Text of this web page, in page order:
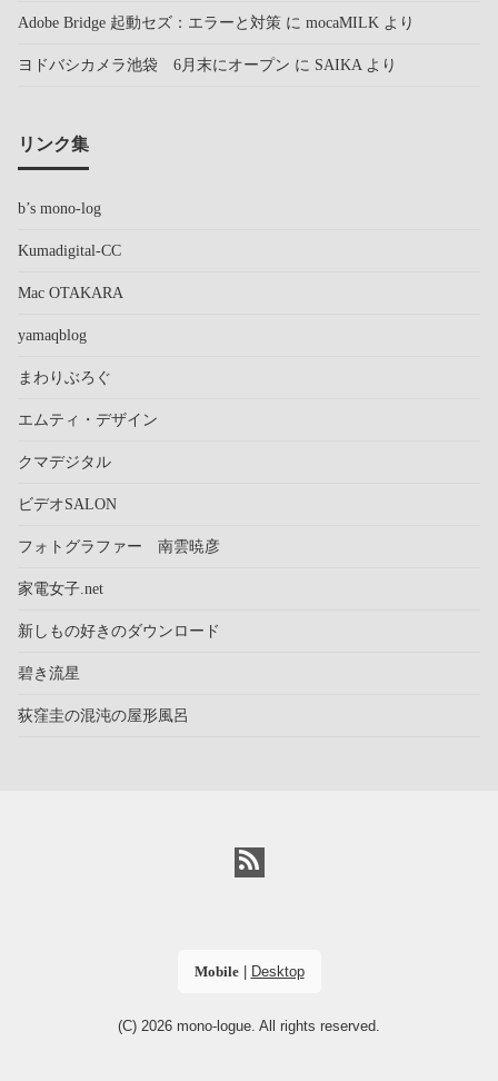
Adobe Bridge 起動セズ：エラーと対策 に mocaMILK より
ヨドバシカメラ池袋 6月末にオープン に SAIKA より
リンク集
b’s mono-log
Kumadigital-CC
Mac OTAKARA
yamaqblog
まわりぶろぐ
エムティ・デザイン
クマデジタル
ビデオSALON
フォトグラファー 南雲暁彦
家電女子.net
新しもの好きのダウンロード
碧き流星
荻窪圭の混沌の屋形風呂
Mobile| Desktop
(C) 2026 mono-logue. All rights reserved.